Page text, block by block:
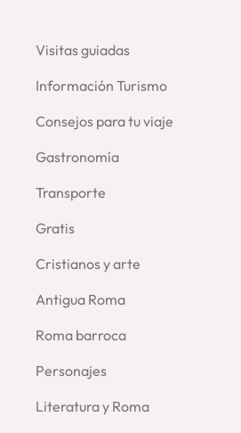
Visitas guiadas
–
Información Turismo
Consejos para tu viaje
–
Gastronomía
Transporte
Gratis
Cristianos y arte
Antigua Roma
Roma barroca
Personajes
Literatura y Roma